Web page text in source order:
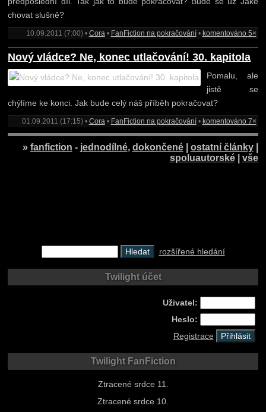
chovat slušně?
10.09.2011 (7:00) • Cora• FanFiction na pokračování• komentováno 5×
Nový vládce? Ne, konec utlačování! 30. kapitola
Pomalu, ale
jistě se
chýlíme ke konci. Jak bude celý náš příběh pokračovat?
01.09.2011 (17:15) • Cora• FanFiction na pokračování• komentováno 7×
» fanfiction - jednodílné, dokončené| ostatní články|
spoluautorské| vše
rozšířené hledání
Twilight účet
Uživatel:
Heslo:
Registrace
Twilight FanFiction
Ztracené srdce 11.
Ztracené srdce 10.